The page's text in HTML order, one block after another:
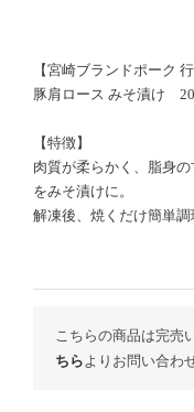
【宮崎ブランドポーク 行
豚肩ロース みそ漬け
【特徴】
肉質が柔らかく、脂身
をみそ漬けに。
解凍後、焼くだけ簡単調
こちらの商品は完売
ちら よりお問い合わ